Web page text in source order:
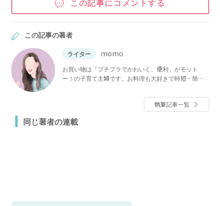
この記事にコメントする
この記事の著者
ライター momo
お買い物は「プチプラでかわいく、便利」がモット
ー！の子育て主婦です。お料理も大好きで時短・簡単
に立つ情報をお届けできるように発信していきます！
執筆記事一覧
同じ著者の連載